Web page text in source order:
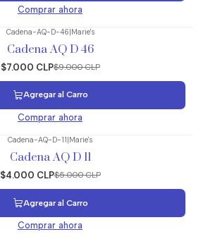
Comprar ahora
Cadena-AQ-D-46|Marie's
Cadena AQ D 46
$7.000 CLP$9.000 CLP
Agregar al Carro
Comprar ahora
Cadena-AQ-D-11|Marie's
Cadena AQ D 11
$4.000 CLP$5.000 CLP
Agregar al Carro
Comprar ahora